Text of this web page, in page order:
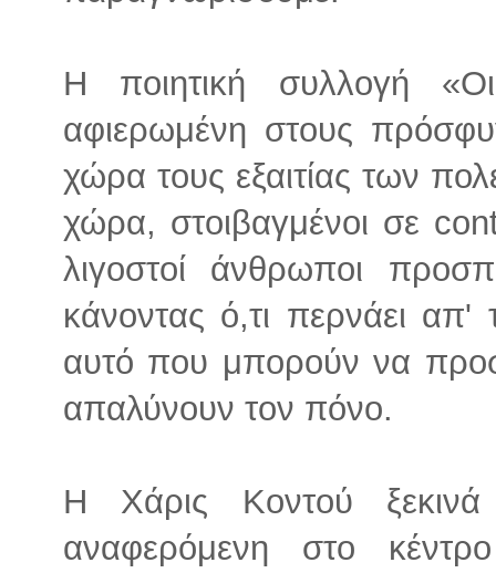
Η ποιητική συλλογή
αφιερωμένη στους
χώρα τους εξαιτίας των
χώρα, στοιβαγμένοι σε
λιγοστοί άνθρωποι
κάνοντας ό,τι περνάει απ'
αυτό που μπορούν να
απαλύνουν τον πόνο.
Η Χάρις Κοντού
αναφερόμενη στο